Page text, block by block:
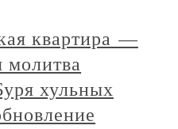
квартира —
хульных